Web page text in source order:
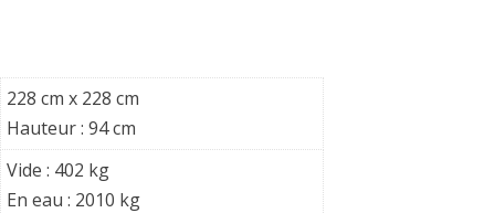
228 cm x 228 cm
Hauteur : 94 cm
Vide : 402 kg
En eau : 2010 kg